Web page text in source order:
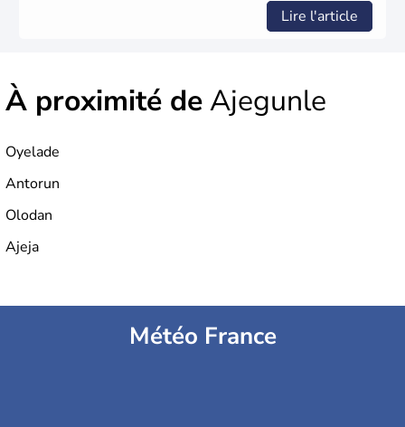
Lire l'article
À proximité deAjegunle
Oyelade
Antorun
Olodan
Ajeja
Météo France